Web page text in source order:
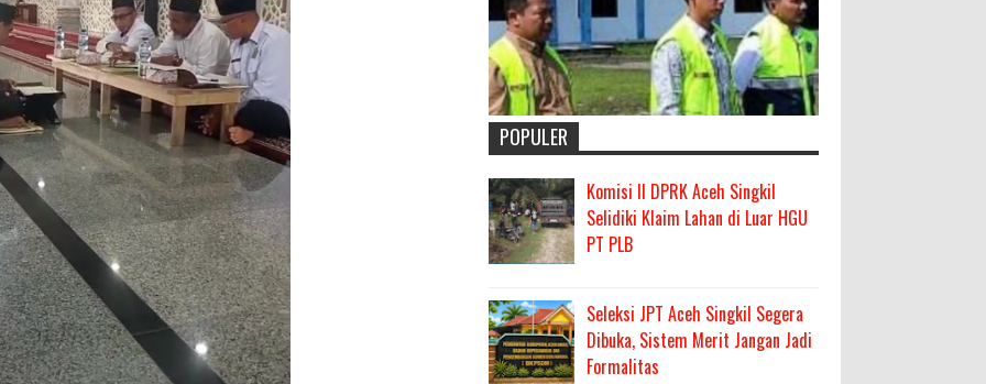
POPULER
Komisi II DPRK Aceh Singkil
Selidiki Klaim Lahan di Luar HGU
PT PLB
Seleksi JPT Aceh Singkil Segera
Dibuka, Sistem Merit Jangan Jadi
Formalitas